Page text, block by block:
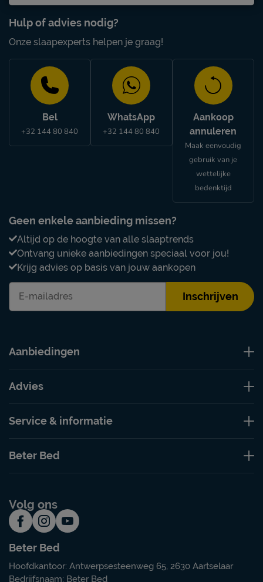
Hulp of advies nodig?
Onze slaapexperts helpen je graag!
Bel
+32 144 80 840
WhatsApp
+32 144 80 840
Aankoop
annuleren
Maak eenvoudig
gebruik van je
wettelijke
bedenktijd
Geen enkele aanbieding missen?
Altijd op de hoogte van alle slaaptrends
Ontvang unieke aanbiedingen speciaal voor jou!
Krijg advies op basis van jouw aankopen
Inschrijven
Aanbiedingen
Advies
Service & informatie
Beter Bed
Volg ons
Beter Bed
Hoofdkantoor: Antwerpsesteenweg 65, 2630 Aartselaar
Bedrijfsnaam: Beter Bed